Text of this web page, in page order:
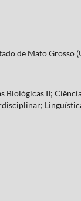
de Mato Grosso
Biológicas II;